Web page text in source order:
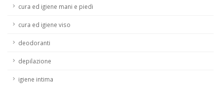
cura ed igiene mani e piedi
cura ed igiene viso
deodoranti
depilazione
igiene intima